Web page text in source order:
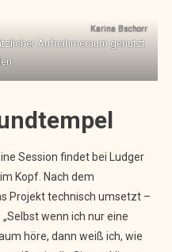
Karina Bschorr
Aufnahmeraum genutzt
Session findet bei Ludger
Kopf. Nach dem
Projekt technisch umsetzt –
wenn ich nur eine
höre, dann weiß ich, wie